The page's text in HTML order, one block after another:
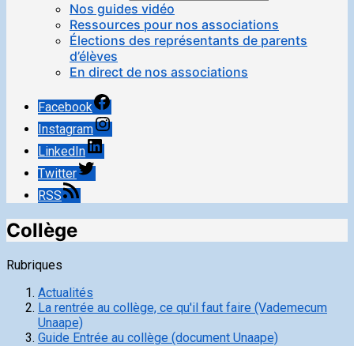
Nos guides vidéo
Ressources pour nos associations
Élections des représentants de parents
d’élèves
En direct de nos associations
Facebook
Instagram
LinkedIn
Twitter
RSS
Collège
Rubriques
Actualités
La rentrée au collège, ce qu'il faut faire (Vademecum
Unaape)
Guide Entrée au collège (document Unaape)